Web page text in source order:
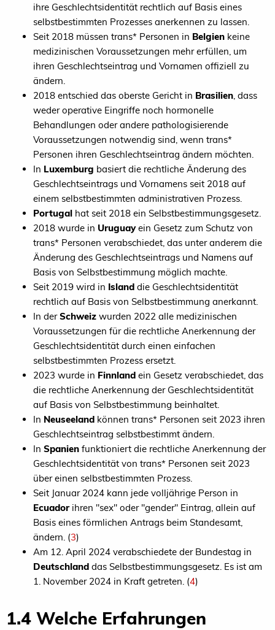
ihre Geschlechtsidentität rechtlich auf Basis eines
selbstbestimmten Prozesses anerkennen zu lassen.
Seit 2018 müssen trans* Personen in Belgien keine
medizinischen Voraussetzungen mehr erfüllen, um
ihren Geschlechtseintrag und Vornamen offiziell zu
ändern.
2018 entschied das oberste Gericht in Brasilien , dass
weder operative Eingriffe noch hormonelle
Behandlungen oder andere pathologisierende
Voraussetzungen notwendig sind, wenn trans*
Personen ihren Geschlechtseintrag ändern möchten.
In Luxemburg basiert die rechtliche Änderung des
Geschlechtseintrags und Vornamens seit 2018 auf
einem selbstbestimmten administrativen Prozess.
Portugal hat seit 2018 ein Selbstbestimmungsgesetz.
2018 wurde in Uruguayein Gesetz zum Schutz von
trans* Personen verabschiedet, das unter anderem die
Änderung des Geschlechtseintrags und Namens auf
Basis von Selbstbestimmung möglich machte.
Seit 2019 wird in Island die Geschlechtsidentität
rechtlich auf Basis von Selbstbestimmung anerkannt.
In derSchweiz wurden 2022 alle medizinischen
Voraussetzungen für die rechtliche Anerkennung der
Geschlechtsidentität durch einen einfachen
selbstbestimmten Prozess ersetzt.
2023 wurde in Finnland ein Gesetz verabschiedet, das
die rechtliche Anerkennung der Geschlechtsidentität
auf Basis von Selbstbestimmung beinhaltet.
In Neuseeland können trans* Personen seit 2023 ihren
Geschlechtseintrag selbstbestimmt ändern.
In Spanien funktioniert die rechtliche Anerkennung der
Geschlechtsidentität von trans* Personen seit 2023
über einen selbstbestimmten Prozess.
Seit Januar 2024 kann jede volljährige Person in
Ecuadorihren "sex" oder "gender" Eintrag, allein auf
Basis eines förmlichen Antrags beim Standesamt,
ändern. (3)
Am 12. April 2024 verabschiedete der Bundestag in
Deutschland das Selbstbestimmungsgesetz. Es ist am
1. November 2024 in Kraft getreten. (4)
1.4 Welche Erfahrungen